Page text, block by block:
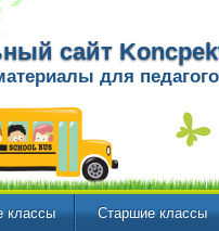
сайт
для
классы Старшие классы